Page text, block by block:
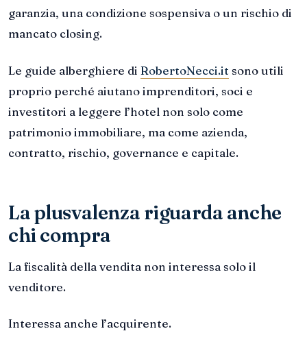
garanzia, una condizione sospensiva o un rischio di
mancato closing.
Le guide alberghiere di RobertoNecci.it sono utili
proprio perché aiutano imprenditori, soci e
investitori a leggere l’hotel non solo come
patrimonio immobiliare, ma come azienda,
contratto, rischio, governance e capitale.
La plusvalenza riguarda anche
chi compra
La fiscalità della vendita non interessa solo il
venditore.
Interessa anche l’acquirente.